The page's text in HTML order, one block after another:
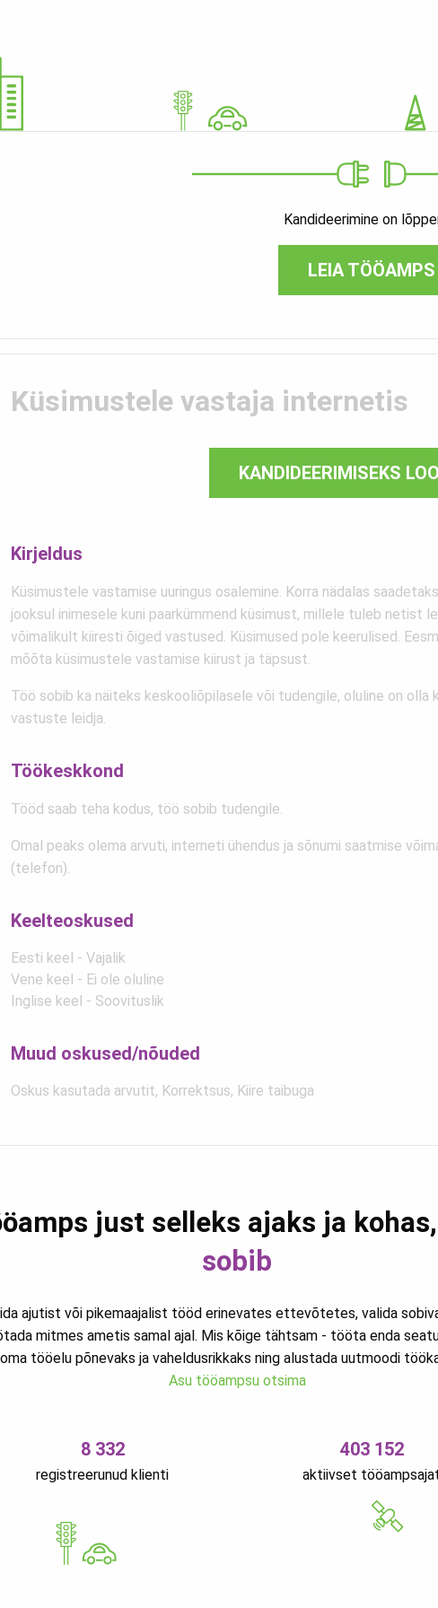
Kandideerimine on
LEIA TÖÖAMPS
Küsimustele vastaja internetis
KANDIDEERIMISEKS
Kirjeldus
Küsimustele vastamise uuringus osalemine. Korra nädalas
jooksul inimesele kuni paarkümmend küsimust, millele tuleb netist
võimalikult kiiresti õiged vastused. Küsimused pole keerulised.
mõõta küsimustele vastamise kiirust ja täpsust.
Töö sobib ka näiteks keskooliõpilasele või tudengile, oluline on olla
vastuste leidja.
Töökeskkond
Tööd saab teha kodus, töö sobib tudengile.
Omal peaks olema arvuti, interneti ühendus ja sõnumi saatmise
(telefon).
Keelteoskused
Eesti keel - Vajalik
Vene keel - Ei ole oluline
Inglise keel - Soovituslik
Muud oskused/nõuded
Oskus kasutada arvutit, Korrektsus, Kiire taibuga
just selleks ajaks ja
sobib
ajutist või pikemaajalist tööd erinevates ettevõtetes, valida
mitmes ametis samal ajal. Mis kõige tähtsam - tööta enda
oma tööelu põnevaks ja vaheldusrikkaks ning alustada uutmoodi
Asu tööampsu otsima
8 332
registreerunud klienti
403 152
aktiivset